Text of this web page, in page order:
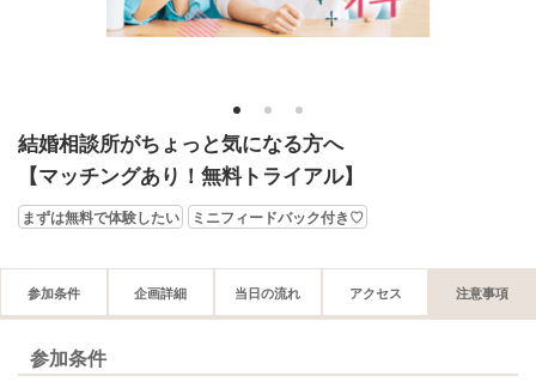
1 2 3
結婚相談所がちょっと気になる方へ
【マッチングあり！無料トライアル】
まずは無料で体験したい ミニフィードバック付き♡
参加条件 企画詳細 当日の流れ アクセス 注意事項
参加条件